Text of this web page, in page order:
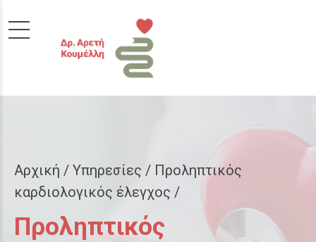
Αρχική
Υπηρεσίες / Προληπτικός
καρδιολογικός έλεγχος /
Προληπτικός